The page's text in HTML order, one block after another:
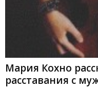
Мария Кохно
расставания с